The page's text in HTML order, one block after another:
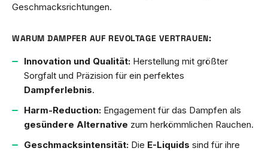
Geschmacksrichtungen.
WARUM DAMPFER AUF REVOLTAGE VERTRAUEN:
Innovation und Qualität: Herstellung mit größter
Sorgfalt und Präzision für ein perfektes
Dampferlebnis.
Harm-Reduction: Engagement für das Dampfen als
gesündere Alternative zum herkömmlichen Rauchen.
Geschmacksintensität: Die E-Liquids sind für ihre